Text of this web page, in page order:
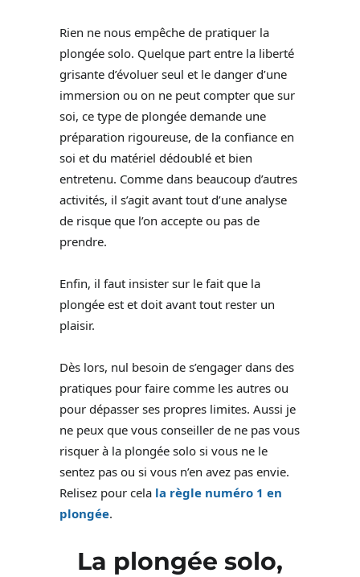
Rien ne nous empêche de pratiquer la
plongée solo. Quelque part entre la liberté
grisante d’évoluer seul et le danger d’une
immersion ou on ne peut compter que sur
soi, ce type de plongée demande une
préparation rigoureuse, de la confiance en
soi et du matériel dédoublé et bien
entretenu. Comme dans beaucoup d’autres
activités, il s’agit avant tout d’une analyse
de risque que l’on accepte ou pas de
prendre.
Enfin, il faut insister sur le fait que la
plongée est et doit avant tout rester un
plaisir.
Dès lors, nul besoin de s’engager dans des
pratiques pour faire comme les autres ou
pour dépasser ses propres limites. Aussi je
ne peux que vous conseiller de ne pas vous
risquer à la plongée solo si vous ne le
sentez pas ou si vous n’en avez pas envie.
Relisez pour cela la règle numéro 1 en
plongée.
La plongée solo,